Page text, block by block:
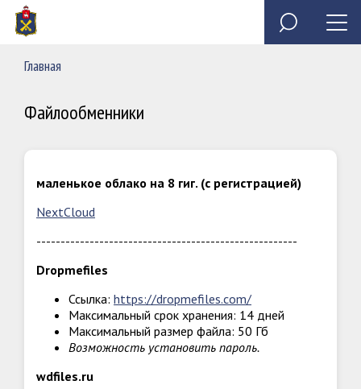
Сведения о доходах, расходах, об имуществе и
обязательствах имущественного характера
служащих Контрольно-счетной палаты Пермского края
Специальное программное обеспечение «Анкета
Обзор обращений граждан
Главная
Файлообменники
маленькое облако на 8 гиг. (с регистрацией)
NextCloud
------------------------------------------------------
Dropmefiles
Ссылка: https://dropmefiles.com/
Максимальный срок хранения: 14 дней
Максимальный размер файла: 50 Гб
Возможность установить пароль.
wdfiles.ru